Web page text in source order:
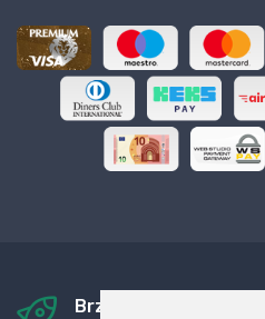
Brza i sigurna dostava